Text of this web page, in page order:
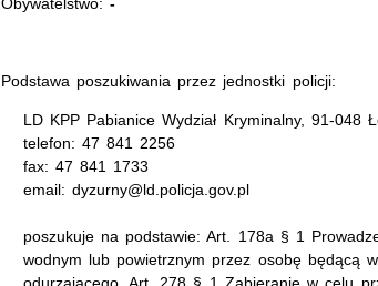
Podstawa poszukiwania przez jednostki policji:
LD KPP Pabianice Wydział Kryminalny, 91-048
telefon: 47 841 2256
fax: 47 841 1733
email: dyzurny@ld.policja.gov.pl
poszukuje na podstawie: Art. 178a § 1
wodnym lub powietrznym przez osobę będącą